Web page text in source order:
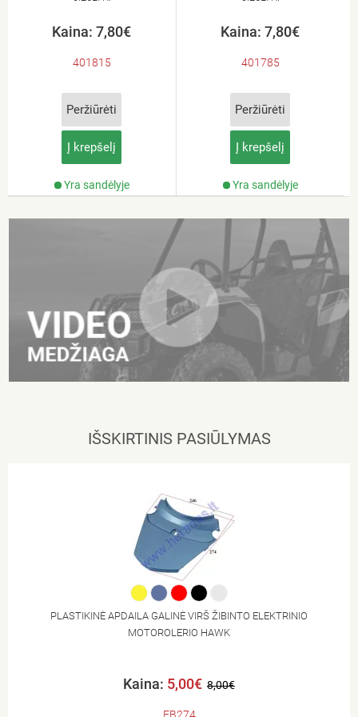
Kaina: 7,80€
401815
Peržiūrėti
Į krepšelį
Yra sandėlyje
Kaina: 7,80€
401785
Peržiūrėti
Į krepšelį
Yra sandėlyje
IŠSKIRTINIS PASIŪLYMAS
PLASTIKINĖ APDAILA GALINĖ VIRŠ ŽIBINTO ELEKTRINIO
MOTOROLERIO HAWK
Kaina: 5,00€ 8,00€
EB274